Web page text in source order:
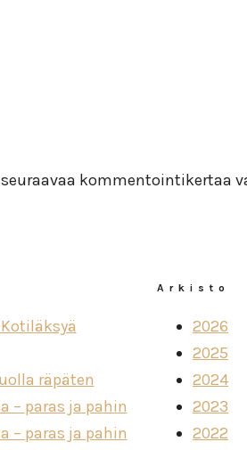
kommentointikertaa
räpäten
– paras ja pahin
– paras ja pahin
Arkisto
2026
2025
2024
2023
2022